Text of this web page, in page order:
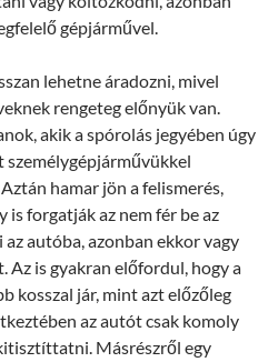
gépjárművel.
lehetne áradozni, mivel
rengeteg előnyük van.
akik a spórolás jegyében úgy
személygépjárművükkel
hamar jön a felismerés,
forgatják az nem fér be az
autóba, azonban ekkor vagy
Az is gyakran előfordul, hogy a
kosszal jár, mint azt előzőleg
az autót csak komoly
Másrészről egy